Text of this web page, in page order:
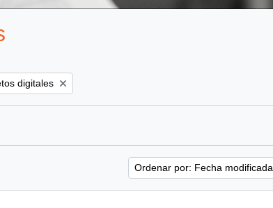
digitales
Ordenar por: Fecha modificada